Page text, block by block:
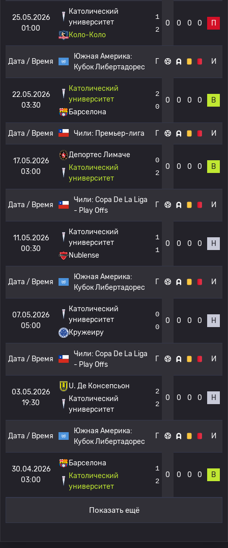
25.05.2026
01:00
Католический
университет
Коло-Коло
1
2
0 0 0 0 П
Дата / Время
Южная Америка:
Кубок Либертадорес
Г И
22.05.2026
03:30
Католический
университет
Барселона
2
0
0 0 0 0 В
Дата / Время Чили: Премьер-лига Г И
17.05.2026
03:00
Депортес Лимаче
Католический
университет
0
2
0 0 0 0 В
Дата / Время
Чили: Copa De La Liga
- Play Offs
Г И
11.05.2026
00:30
Католический
университет
Nublense
1
1
0 0 0 0 Н
Дата / Время
Южная Америка:
Кубок Либертадорес
Г И
07.05.2026
05:00
Католический
университет
Кружеиру
0
0
0 0 0 0 Н
Дата / Время
Чили: Copa De La Liga
- Play Offs
Г И
03.05.2026
19:30
U. Де Консепсьон
Католический
университет
2
2
0 0 0 0 Н
Дата / Время
Южная Америка:
Кубок Либертадорес
Г И
30.04.2026
03:00
Барселона
Католический
университет
1
2
0 0 0 0 В
Показать ещё